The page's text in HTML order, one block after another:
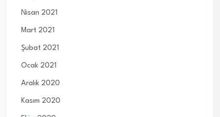
Nisan 2021
Mart 2021
Şubat 2021
Ocak 2021
Aralık 2020
Kasım 2020